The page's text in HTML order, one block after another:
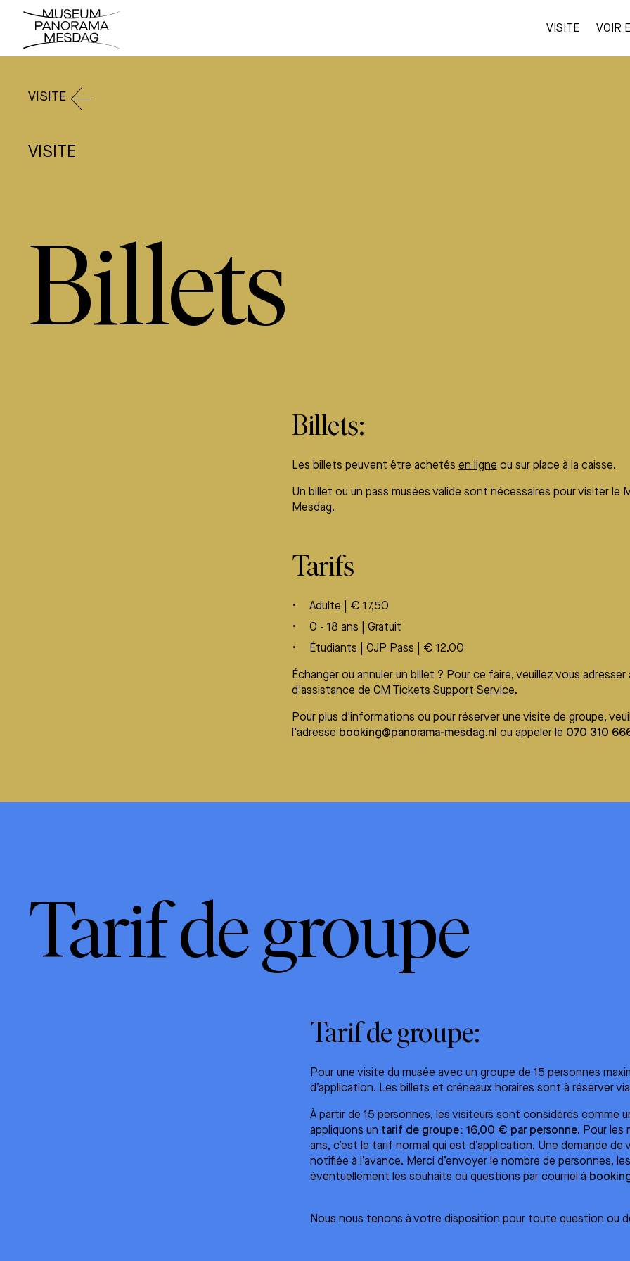
VISITE VOIR
VISITE
VISITE
Billets
Billets:
Les billets peuvent être achetés en ligne ou sur place à la caisse.
Un billet ou un pass musées valide sont nécessaires pour visiter le
Mesdag.
Tarifs
Adulte | € 17,50
0 - 18 ans | Gratuit
Étudiants | CJP Pass | € 12.00
Échanger ou annuler un billet ? Pour ce faire, veuillez vous adresser
d'assistance de CM Tickets Support Service.
Pour plus d'informations ou pour réserver une visite de groupe,
l'adresse booking@panorama-mesdag.nl ou appeler le 070 310
Tarif de groupe
Tarif de groupe:
Pour une visite du musée avec un groupe de 15 personnes
d’application. Les billets et créneaux horaires sont à réserver
À partir de 15 personnes, les visiteurs sont considérés comme
appliquons un tarif de groupe : 16,00 € par personne. Pour les
ans, c’est le tarif normal qui est d’application. Une demande
notifiée à l’avance. Merci d’envoyer le nombre de personnes,
éventuellement les souhaits ou questions par courriel à
Nous nous tenons à votre disposition pour toute question ou